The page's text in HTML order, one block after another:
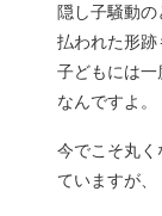
隠し子騒動
払われた形跡
子どもには
なんですよ。
今でこそ丸
ていますが、